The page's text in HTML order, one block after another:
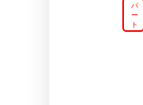
パ
ー
ト